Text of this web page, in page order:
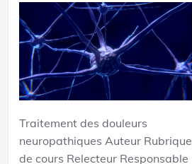
Traitement des douleurs
neuropathiques Auteur Rubrique
de cours Relecteur Responsable